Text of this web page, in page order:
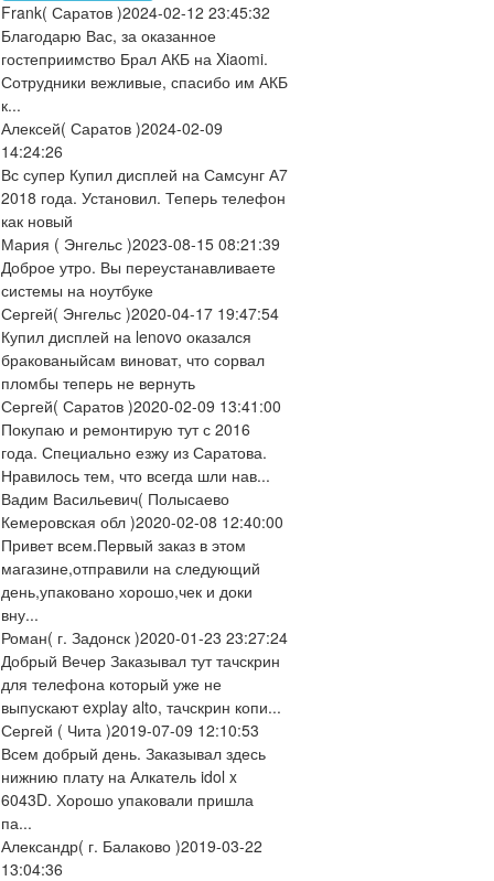
Frank( Саратов )2024-02-12 23:45:32
Благодарю Вас, за оказанное
гостеприимство Брал АКБ на Xiaomi.
Сотрудники вежливые, спасибо им АКБ
к...
Алексей( Саратов )2024-02-09
14:24:26
Вс супер Купил дисплей на Самсунг А7
2018 года. Установил. Теперь телефон
как новый
Мария ( Энгельс )2023-08-15 08:21:39
Доброе утро. Вы переустанавливаете
системы на ноутбуке
Сергей( Энгельс )2020-04-17 19:47:54
Купил дисплей на lenovo оказался
бракованыйсам виноват, что сорвал
пломбы теперь не вернуть
Сергей( Саратов )2020-02-09 13:41:00
Покупаю и ремонтирую тут с 2016
года. Специально езжу из Саратова.
Нравилось тем, что всегда шли нав...
Вадим Васильевич( Полысаево
Кемеровская обл )2020-02-08 12:40:00
Привет всем.Первый заказ в этом
магазине,отправили на следующий
день,упаковано хорошо,чек и доки
вну...
Роман( г. Задонск )2020-01-23 23:27:24
Добрый Вечер Заказывал тут тачскрин
для телефона который уже не
выпускают explay alto, тачскрин копи...
Сергей ( Чита )2019-07-09 12:10:53
Всем добрый день. Заказывал здесь
нижнию плату на Алкатель idol x
6043D. Хорошо упаковали пришла
па...
Александр( г. Балаково )2019-03-22
13:04:36